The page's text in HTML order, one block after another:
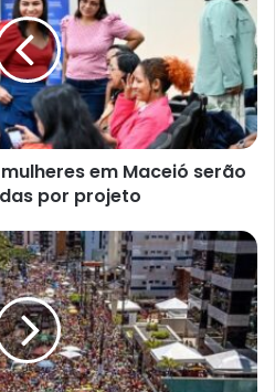
mulheres em Maceió serão
por projeto